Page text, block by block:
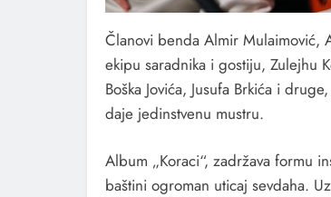
Članovi benda Almir Mulaimović,
ekipu saradnika i gostiju, Zulejhu
Boška Jovića, Jusufa Brkića i
daje jedinstvenu mustru.
Album „Koraci“, zadržava formu
baštini ogroman uticaj sevdaha.